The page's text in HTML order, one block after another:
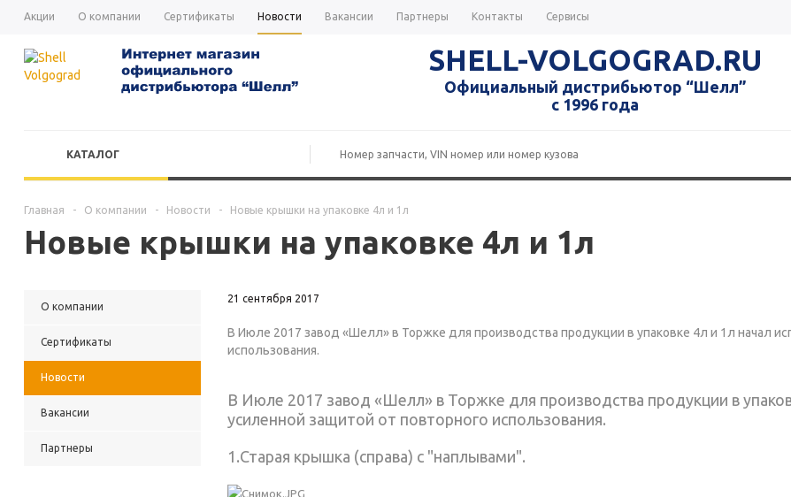
Акции О компании Сертификаты Новости Вакансии Партнеры Контакты Сервисы
SHELL-VOLGOGRAD.RU
Официальный дистрибьютор “Шелл”
с 1996 года
КАТАЛОГ
Главная - О компании - Новости - Новые крышки на упаковке 4л и 1л
Новые крышки на упаковке 4л и 1л
О компании
Сертификаты
Новости
Вакансии
Партнеры
21 сентября 2017
В Июле 2017 завод «Шелл» в Торжке для производства продукции в упаковке 4л и 1л начал
использования.
В Июле 2017 завод «Шелл» в Торжке для производства продукции в
усиленной защитой от повторного использования.
1.Старая крышка (справа) с "наплывами".